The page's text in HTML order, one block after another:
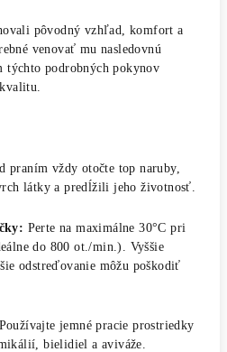
pôvodný vzhľad, komfort a
venovať mu nasledovnú
týchto podrobných pokynov
praním vždy otočte top naruby,
látky a predĺžili jeho životnosť.
Perte na maximálne 30°C pri
do 800 ot./min.). Vyššie
odstreďovanie môžu poškodiť
Používajte jemné pracie prostriedky
bielidiel a aviváže.